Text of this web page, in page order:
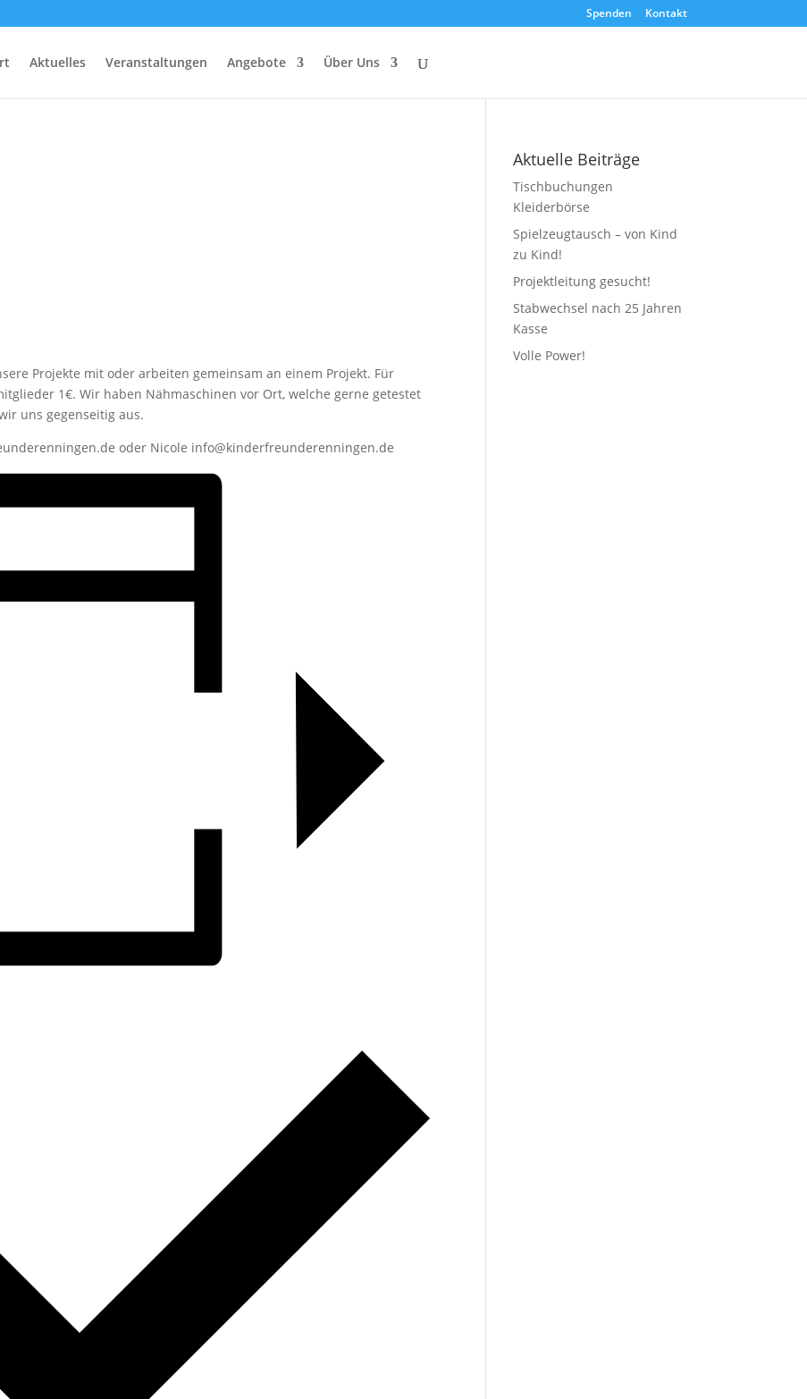
Spenden Kontakt
Aktuelles Veranstaltungen Angebote Über Uns
Projekte mit oder arbeiten gemeinsam an einem Projekt. Für
1€. Wir haben Nähmaschinen vor Ort, welche gerne getestet
uns gegenseitig aus.
oder Nicole info@kinderfreunderenningen.de
Aktuelle Beiträge
Tischbuchungen
Kleiderbörse
Spielzeugtausch – von Kind
zu Kind!
Projektleitung gesucht!
Stabwechsel nach 25 Jahren
Kasse
Volle Power!